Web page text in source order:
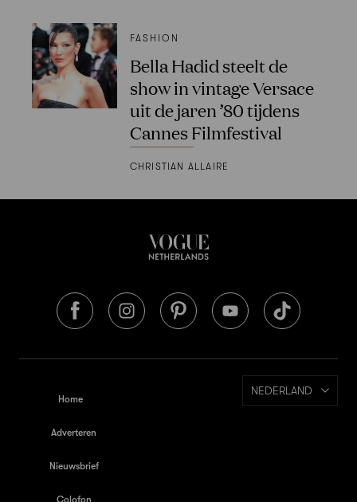
FASHION
Bella Hadid steelt de
show in vintage Versace
uit de jaren ’80 tijdens
Cannes Filmfestival
CHRISTIAN ALLAIRE
Home
Adverteren
Nieuwsbrief
Colofon
NEDERLAND